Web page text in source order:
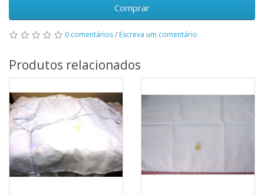
Comprar
0 comentários/ Escreva um comentário
Produtos relacionados